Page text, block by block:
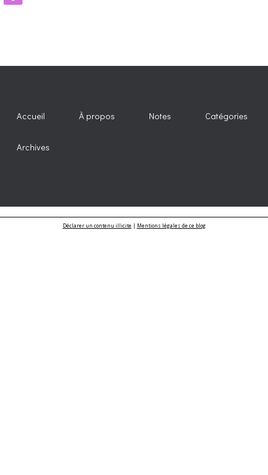
Accueil À propos Notes Catégories
Archives
Déclarer un contenu illicite| Mentions légales de ce blog